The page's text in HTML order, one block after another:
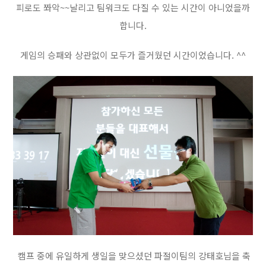
피로도 쫘악~~날리고 팀워크도 다질 수 있는 시간이 아니었을까
합니다.
게임의 승패와 상관없이 모두가 즐거웠던 시간이었습니다. ^^
캠프 중에 유일하게 생일을 맞으셨던 파절이팀의 강태호님을 축